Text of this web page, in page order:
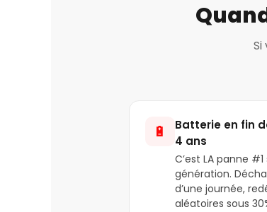
🔋
Batterie en fin
4 ans
C’est LA panne
génération.
d’une journée,
aléatoires sous